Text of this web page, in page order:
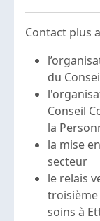
Contact plus
du
Conseil
la
la mise
secteur
le relais
troisième
soins à